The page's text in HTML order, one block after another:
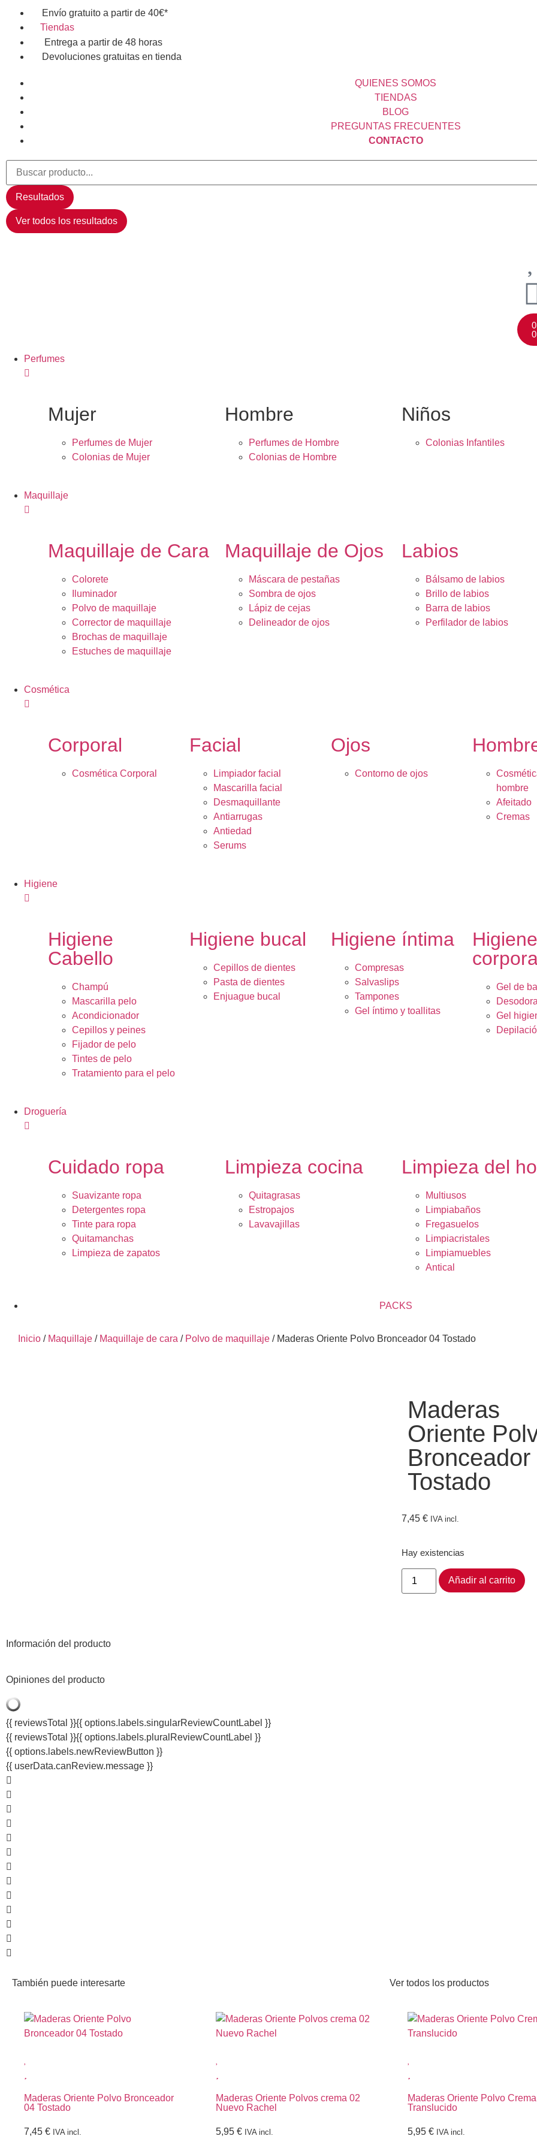
Envío gratuito a partir de 40€*
Tiendas
Entrega a partir de 48 horas
Devoluciones gratuitas en tienda
QUIENES SOMOS
TIENDAS
BLOG
PREGUNTAS FRECUENTES
CONTACTO
Resultados
Ver todos los resultados
0
Perfumes
Mujer
Perfumes de Mujer
Colonias de Mujer
Hombre
Perfumes de Hombre
Colonias de Hombre
Niños
Colonias Infantiles
Maquillaje
Maquillaje de Cara
Colorete
Iluminador
Polvo de maquillaje
Corrector de maquillaje
Brochas de maquillaje
Estuches de maquillaje
Maquillaje de Ojos
Máscara de pestañas
Sombra de ojos
Lápiz de cejas
Delineador de ojos
Labios
Bálsamo de labios
Brillo de labios
Barra de labios
Perfilador de labios
Cosmética
Corporal
Cosmética Corporal
Facial
Limpiador facial
Mascarilla facial
Desmaquillante
Antiarrugas
Antiedad
Serums
Ojos
Contorno de ojos
hombre
Afeitado
Cremas
Higiene
Higiene
Cabello
Champú
Mascarilla pelo
Acondicionador
Cepillos y peines
Fijador de pelo
Tintes de pelo
Tratamiento para el pelo
Higiene bucal
Cepillos de dientes
Pasta de dientes
Enjuague bucal
Higiene íntima
Compresas
Salvaslips
Tampones
Gel íntimo y toallitas
Higiene
Gel de
Gel
Droguería
Cuidado ropa
Suavizante ropa
Detergentes ropa
Tinte para ropa
Quitamanchas
Limpieza de zapatos
Limpieza cocina
Quitagrasas
Estropajos
Lavavajillas
Limpieza del
Multiusos
Limpiabaños
Fregasuelos
Limpiacristales
Limpiamuebles
Antical
PACKS
Inicio / Maquillaje / Maquillaje de cara / Polvo de maquillaje / Maderas Oriente Polvo Bronceador 04 Tostado
Maderas
Oriente
Bronceador
Tostado
7,45 € IVA incl.
Hay existencias
Añadir al carrito
Información del producto
Opiniones del producto
{{ reviewsTotal }}{{ options.labels.singularReviewCountLabel }}
{{ reviewsTotal }}{{ options.labels.pluralReviewCountLabel }}
{{ options.labels.newReviewButton }}
{{ userData.canReview.message }}
También puede interesarte Ver todos los productos
Maderas Oriente Polvo Bronceador
04 Tostado
7,45 € IVA incl.
Maderas Oriente Polvos crema 02
Nuevo Rachel
5,95 € IVA incl.
Maderas Oriente Polvo
Translucido
5,95 € IVA incl.